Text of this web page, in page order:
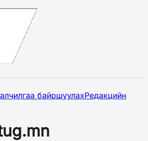
байршуулахРедакцийн